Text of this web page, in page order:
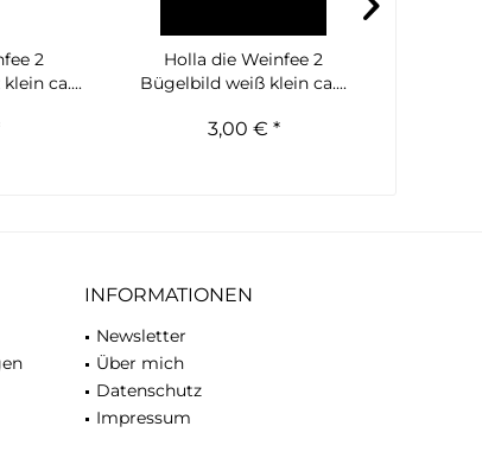
2
ca....
Holla die Weinfee 2
Bügelbild weiß klein ca....
3,00 € *
INFORMATIONEN
Newsletter
Über mich
Datenschutz
Impressum